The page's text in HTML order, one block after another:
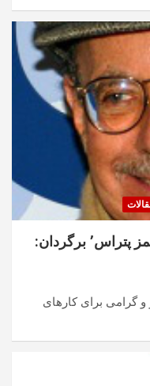
اعلام جنگ اردوغان و نتانیاهو، جیمز پتراس٬ برگردان:
و گرامی برای کارهای